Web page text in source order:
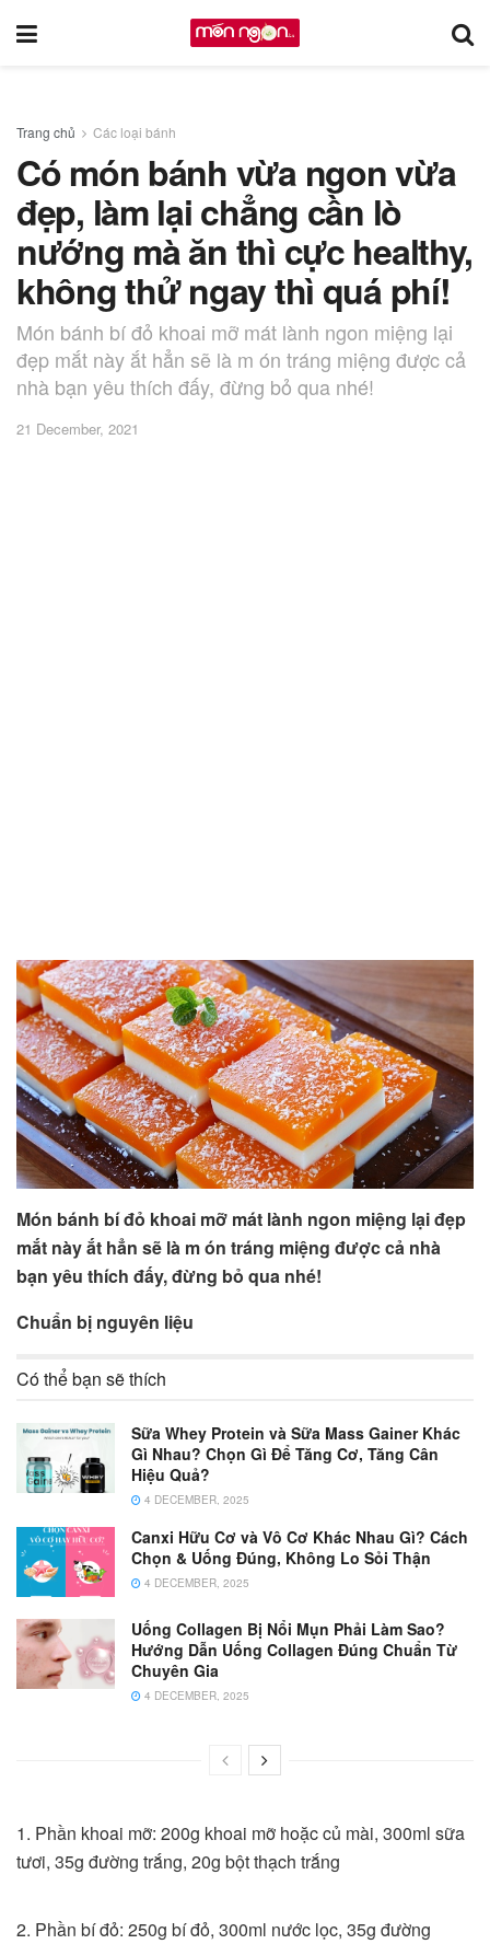
Trang chủ Các loại bánh
Có món bánh vừa ngon vừa
đẹp, làm lại chẳng cần lò
nướng mà ăn thì cực healthy,
không thử ngay thì quá phí!
Món bánh bí đỏ khoai mỡ mát lành ngon miệng lại
đẹp mắt này ắt hẳn sẽ là m ón tráng miệng được cả
nhà bạn yêu thích đấy, đừng bỏ qua nhé!
21 December, 2021
Món bánh bí đỏ khoai mỡ mát lành ngon miệng lại đẹp
mắt này ắt hẳn sẽ là m ón tráng miệng được cả nhà
bạn yêu thích đấy, đừng bỏ qua nhé!
Chuẩn bị nguyên liệu
Có thể bạn sẽ thích
Sữa Whey Protein và Sữa Mass Gainer Khác
Gì Nhau? Chọn Gì Để Tăng Cơ, Tăng Cân
Hiệu Quả?
4 DECEMBER, 2025
Canxi Hữu Cơ và Vô Cơ Khác Nhau Gì? Cách
Chọn & Uống Đúng, Không Lo Sỏi Thận
4 DECEMBER, 2025
Uống Collagen Bị Nổi Mụn Phải Làm Sao?
Hướng Dẫn Uống Collagen Đúng Chuẩn Từ
Chuyên Gia
4 DECEMBER, 2025
1. Phần khoai mỡ: 200g khoai mỡ hoặc củ mài, 300ml sữa
tươi, 35g đường trắng, 20g bột thạch trắng
2. Phần bí đỏ: 250g bí đỏ, 300ml nước lọc, 35g đường